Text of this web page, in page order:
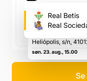
Estadio Benito
(Betis
Heliópolis, s/n,
søn. 23. aug., 15.00
Real Betis
Real